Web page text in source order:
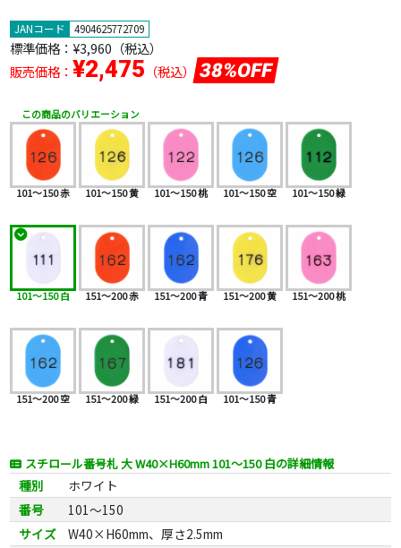
JANコード 4904625772709
標準価格： ¥3,960 （税込）
販売価格： ¥2,475 （税込） 38%OFF
この商品のバリエーション
101～150 赤 101～150 黄 101～150 桃 101～150 空 101～150 緑
101～150 白 151～200 赤 151～200 青 151～200 黄 151～200 桃
151～200 空 151～200 緑 151～200 白 101～150 青
スチロール番号札 大 W40×H60mm 101～150 白の詳細情報
種別
ホワイト
番号
101～150
サイズ
W40×H60mm、厚さ2.5mm